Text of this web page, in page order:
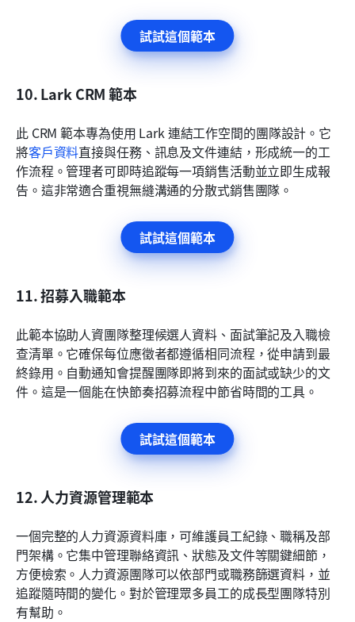
試試這個範本
10. Lark CRM 範本
此 CRM 範本專為使用 Lark 連結工作空間的團隊設計。它
將客戶資料直接與任務、訊息及文件連結，形成統一的工
作流程。管理者可即時追蹤每一項銷售活動並立即生成報
告。這非常適合重視無縫溝通的分散式銷售團隊。
試試這個範本
11. 招募入職範本
此範本協助人資團隊整理候選人資料、面試筆記及入職檢
查清單。它確保每位應徵者都遵循相同流程，從申請到最
終錄用。自動通知會提醒團隊即將到來的面試或缺少的文
件。這是一個能在快節奏招募流程中節省時間的工具。
試試這個範本
12. 人力資源管理範本
一個完整的人力資源資料庫，可維護員工紀錄、職稱及部
門架構。它集中管理聯絡資訊、狀態及文件等關鍵細節，
方便檢索。人力資源團隊可以依部門或職務篩選資料，並
追蹤隨時間的變化。對於管理眾多員工的成長型團隊特別
有幫助。